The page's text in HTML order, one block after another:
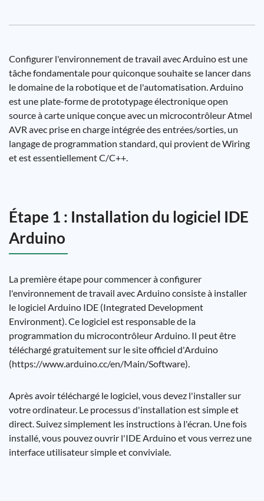
Configurer l'environnement de travail avec Arduino est une
tâche fondamentale pour quiconque souhaite se lancer dans
le domaine de la robotique et de l'automatisation. Arduino
est une plate-forme de prototypage électronique open
source à carte unique conçue avec un microcontrôleur Atmel
AVR avec prise en charge intégrée des entrées/sorties, un
langage de programmation standard, qui provient de Wiring
et est essentiellement C/C++.
Étape 1 : Installation du logiciel IDE
Arduino
La première étape pour commencer à configurer
l'environnement de travail avec Arduino consiste à installer
le logiciel Arduino IDE (Integrated Development
Environment). Ce logiciel est responsable de la
programmation du microcontrôleur Arduino. Il peut être
téléchargé gratuitement sur le site officiel d'Arduino
(https://www.arduino.cc/en/Main/Software).
Après avoir téléchargé le logiciel, vous devez l'installer sur
votre ordinateur. Le processus d'installation est simple et
direct. Suivez simplement les instructions à l'écran. Une fois
installé, vous pouvez ouvrir l'IDE Arduino et vous verrez une
interface utilisateur simple et conviviale.